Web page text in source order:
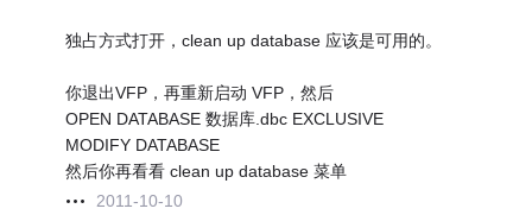
独占方式打开，clean up database 应该是可用的。
你退出VFP，再重新启动 VFP，然后
OPEN DATABASE 数据库.dbc EXCLUSIVE
MODIFY DATABASE
然后你再看看 clean up database 菜单
2011-10-10